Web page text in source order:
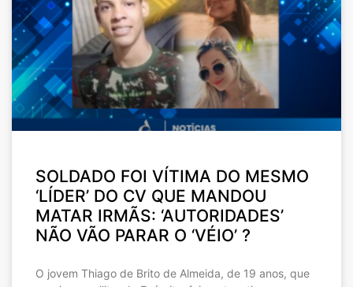
SOLDADO FOI VÍTIMA DO MESMO
‘LÍDER’ DO CV QUE MANDOU
MATAR IRMÃS: ‘AUTORIDADES’
NÃO VÃO PARAR O ‘VÉIO’ ?
O jovem Thiago de Brito de Almeida, de 19 anos, que